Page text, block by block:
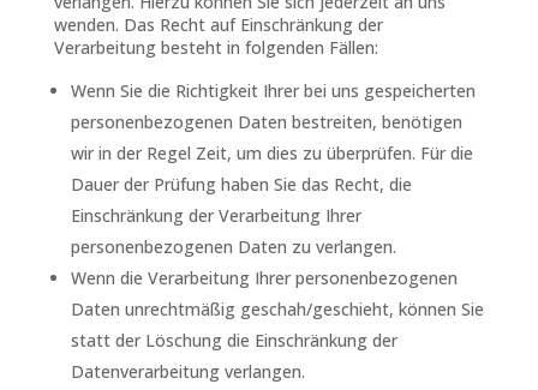
wenden. Das Recht auf Einschränkung der
Verarbeitung besteht in folgenden Fällen:
Wenn Sie die Richtigkeit Ihrer bei uns gespeicherten
personenbezogenen Daten bestreiten, benötigen
wir in der Regel Zeit, um dies zu überprüfen. Für die
Dauer der Prüfung haben Sie das Recht, die
Einschränkung der Verarbeitung Ihrer
personenbezogenen Daten zu verlangen.
Wenn die Verarbeitung Ihrer personenbezogenen
Daten unrechtmäßig geschah/geschieht, können Sie
statt der Löschung die Einschränkung der
Datenverarbeitung verlangen.